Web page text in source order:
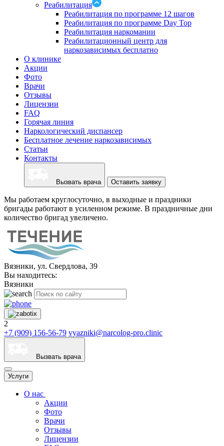
Реабилитация
Реабилитация по программе 12 шагов
Реабилитация по программе Day Top
Реабилитация наркомании
Реабилитационный центр для
наркозависимых бесплатно
О клинике
Акции
Фото
Врачи
Отзывы
Лицензии
FAQ
Горячая линия
Наркологический диспансер
Бесплатное лечение наркозависимых
Статьи
Контакты
Вызвать врача Оставить заявку
Мы работаем круглосуточно, в выходные и праздники
бригады работают в усиленном режиме. В праздничные дни
количество бригад увеличено.
Вязники, ул. Свердлова, 39
Вы находитесь:
Вязники
2
+7 (909) 156-56-79 vyazniki@narcolog-pro.clinic
Вызвать врача
Услуги
О нас
Акции
Фото
Врачи
Отзывы
Лицензии